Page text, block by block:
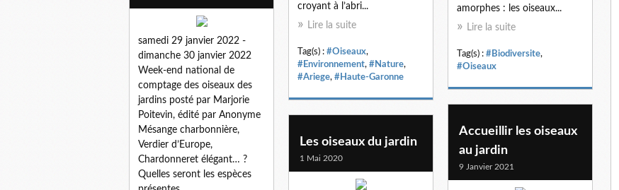
croyant à l’abri...
Lire la suite
Tag(s) : #Oiseaux,
#Environnement, #Nature,
#Ariege, #Haute-Garonne
amorphes : les oiseaux...
Lire la suite
Tag(s) : #Biodiversite,
#Oiseaux
samedi 29 janvier 2022 -
dimanche 30 janvier 2022
Week-end national de
comptage des oiseaux des
jardins posté par Marjorie
Poitevin, édité par Anonyme
Mésange charbonnière,
Verdier d’Europe,
Chardonneret élégant… ?
Quelles seront les espèces
Accueillir les oiseaux
au jardin
9 Janvier 2021
Les oiseaux du jardin
1 Mai 2020